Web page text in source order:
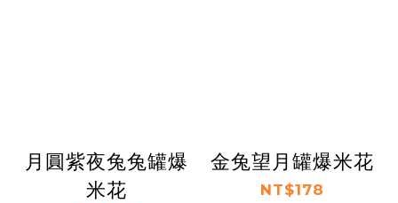
月圓紫夜兔兔罐爆
米花
金兔望月罐爆米花
NT$178